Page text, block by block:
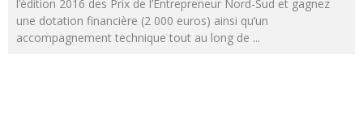
l’édition 2016 des Prix de l’Entrepreneur Nord-Sud et gagnez
une dotation financière (2 000 euros) ainsi qu’un
accompagnement technique tout au long de ...